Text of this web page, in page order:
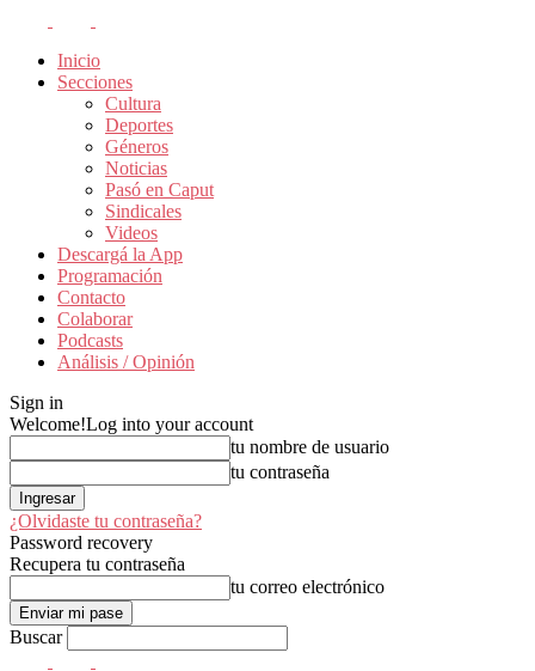
Inicio
Secciones
Cultura
Deportes
Géneros
Noticias
Pasó en Caput
Sindicales
Videos
Descargá la App
Programación
Contacto
Colaborar
Podcasts
Análisis / Opinión
Sign in
Welcome!Log into your account
tu nombre de usuario
tu contraseña
¿Olvidaste tu contraseña?
Password recovery
Recupera tu contraseña
tu correo electrónico
Buscar